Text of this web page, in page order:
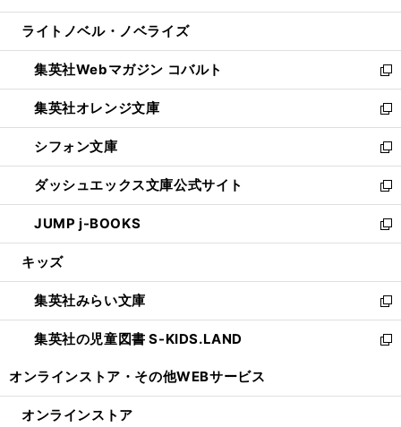
開
ウ
開
く
ン
ウ
で
開
く
ウ
ン
ド
ウ
で
開
く
し
ウ
ィ
ン
ド
ウ
で
開
く
ライトノベル・ノベライズ
集英社Webマガジン コバルト
新
し
い
ウ
ィ
ン
ド
ウ
で
開
集英社オレンジ文庫
新
し
い
ウ
ィ
ン
ド
ウ
開
く
シフォン文庫
新
し
い
ウ
ィ
ン
ウ
で
開
く
ダッシュエックス文庫公式サイト
新
し
い
ウ
ン
ド
ウ
で
JUMP j-BOOKS
新
し
ウ
ィ
ン
ド
開
キッズ
集英社みらい文庫
新
し
い
ン
集英社の児童図書 S-KIDS.LAND
新
ウ
オンラインストア・ その他WEBサービス
オンラインストア